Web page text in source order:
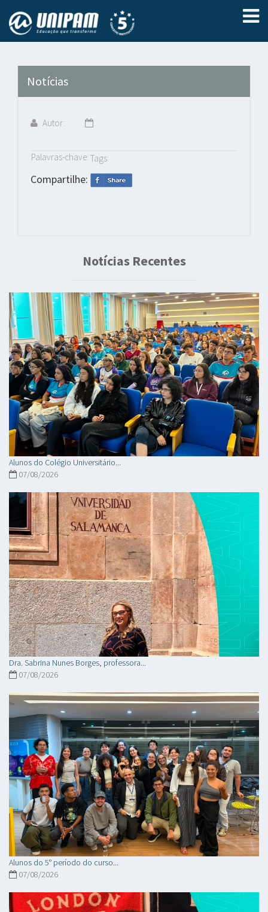
Notícias
Autor:
Palavras-chave: Tags:
Compartilhe:
Notícias Recentes
Alunos do Colégio Universitário...
07/08/2026
Dra. Sabrina Nunes Borges, professora...
07/08/2026
Alunos do 5° período do curso...
07/08/2026